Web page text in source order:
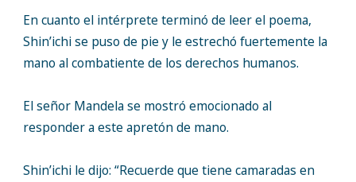
En cuanto el intérprete terminó de leer el poema,
Shin’ichi se puso de pie y le estrechó fuertemente la
mano al combatiente de los derechos humanos.
El señor Mandela se mostró emocionado al
responder a este apretón de mano.
Shin’ichi le dijo: “Recuerde que tiene camaradas en